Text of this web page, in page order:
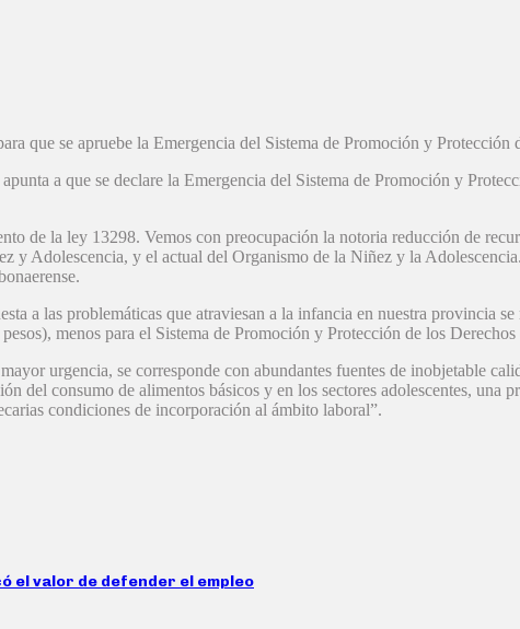
que se apruebe la Emergencia del Sistema de Promoción y Protección
a que se declare la Emergencia del Sistema de Promoción y
de la ley 13298. Vemos con preocupación la notoria reducción de
y Adolescencia, y el actual del Organismo de la Niñez y la
a las problemáticas que atraviesan a la infancia en nuestra provincia
menos para el Sistema de Promoción y Protección de los Derechos
urgencia, se corresponde con abundantes fuentes de inobjetable
del consumo de alimentos básicos y en los sectores adolescentes, una
condiciones de incorporación al ámbito laboral”.
el valor de defender el empleo